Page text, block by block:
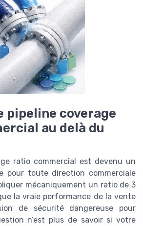
pipeline coverage
au delà du
ratio commercial est devenu un
pour toute direction commerciale
mécaniquement un ratio de 3
la vraie performance de la vente
de sécurité dangereuse pour
n’est plus de savoir si votre